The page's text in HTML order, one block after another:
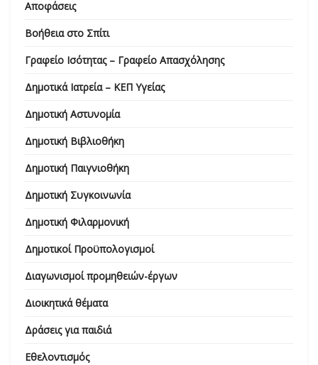
Αποφάσεις
Βοήθεια στο Σπίτι
Γραφείο Ισότητας – Γραφείο Απασχόλησης
Δημοτικά Ιατρεία – ΚΕΠ Υγείας
Δημοτική Αστυνομία
Δημοτική Βιβλιοθήκη
Δημοτική Παιγνιοθήκη
Δημοτική Συγκοινωνία
Δημοτική Φιλαρμονική
Δημοτικοί Προϋπολογισμοί
Διαγωνισμοί προμηθειών-έργων
Διοικητικά θέματα
Δράσεις για παιδιά
Εθελοντισμός